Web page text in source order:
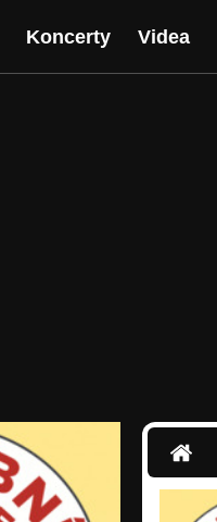
Koncerty Videa